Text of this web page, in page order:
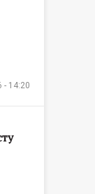
- 14:20